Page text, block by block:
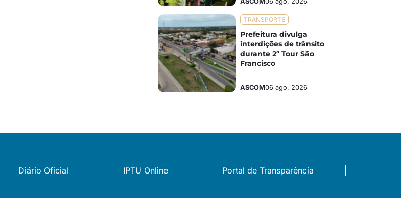
TRANSPORTE
Prefeitura divulga
interdições de trânsito
durante 2º Tour São
Francisco
ASCOM06 ago, 2026
Diário Oficial IPTU Online
Portal de Transparência